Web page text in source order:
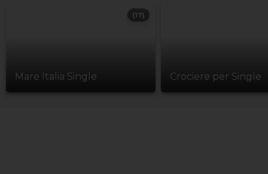
Mare Italia Single
(17)
Crociere per Single